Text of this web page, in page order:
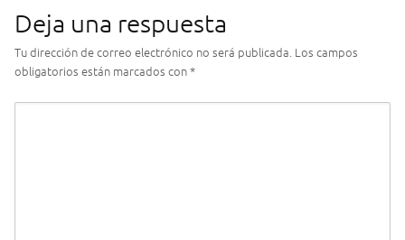
Deja una respuesta
Tu dirección de correo electrónico no será publicada. Los campos
obligatorios están marcados con*